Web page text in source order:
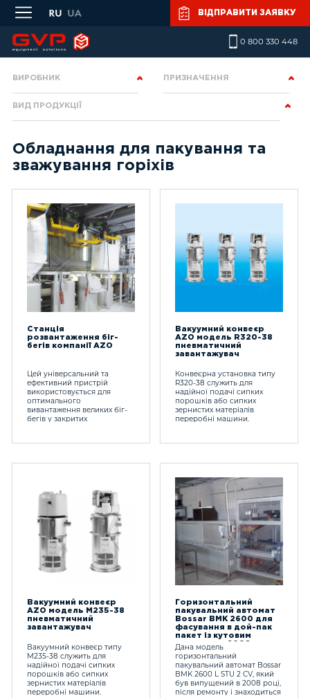
Skip to main content
ВІДПРАВИТИ ЗАЯВКУ
0 800 330 448
ВИРОБНИК ПРИЗНАЧЕННЯ
ВИД ПРОДУКЦІЇ
Обладнання для пакування та
зважування горіхів
Станція
розвантаження біг-
бегів компанії AZO
Цей універсальний та
ефективний пристрій
використовується для
оптимального
вивантаження великих біг-
бегів у закритих
Вакуумний конвеєр
AZO модель R320-38
пневматичний
завантажувач
Конвеєрна установка типу
R320-38 служить для
надійної подачі сипких
порошків або сипких
зернистих матеріалів
переробні машини.
Вакуумний конвеєр
AZO модель М235-38
пневматичний
завантажувач
Вакуумний конвеєр типу
М235-38 служить для
надійної подачі сипких
порошків або сипких
зернистих матеріалів
переробні машини.
Горизонтальний
пакувальний автомат
Bossar BMK 2600 для
фасування в дой-пак
пакет із кутовим
ковпачком 2008 року
випуску
Дана модель
горизонтальний
пакувальний автомат Bossar
BMK 2600 L STU 2 CV, який
був випущений в 2008 році,
після ремонту і знаходиться